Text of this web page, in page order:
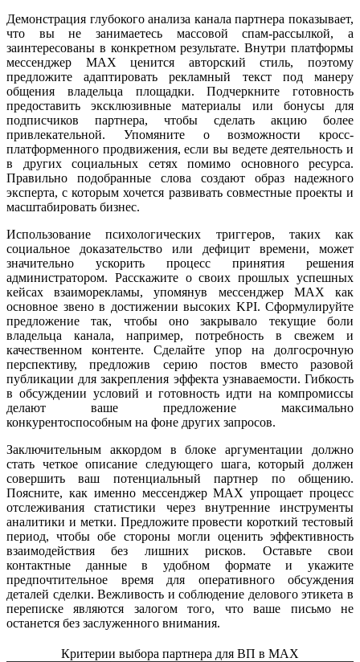
Демонстрация глубокого анализа канала партнера показывает,
что вы не занимаетесь массовой спам-рассылкой, а
заинтересованы в конкретном результате. Внутри платформы
мессенджер MAX ценится авторский стиль, поэтому
предложите адаптировать рекламный текст под манеру
общения владельца площадки. Подчеркните готовность
предоставить эксклюзивные материалы или бонусы для
подписчиков партнера, чтобы сделать акцию более
привлекательной. Упомяните о возможности кросс-
платформенного продвижения, если вы ведете деятельность и
в других социальных сетях помимо основного ресурса.
Правильно подобранные слова создают образ надежного
эксперта, с которым хочется развивать совместные проекты и
масштабировать бизнес.
Использование психологических триггеров, таких как
социальное доказательство или дефицит времени, может
значительно ускорить процесс принятия решения
администратором. Расскажите о своих прошлых успешных
кейсах взаиморекламы, упомянув мессенджер MAX как
основное звено в достижении высоких KPI. Сформулируйте
предложение так, чтобы оно закрывало текущие боли
владельца канала, например, потребность в свежем и
качественном контенте. Сделайте упор на долгосрочную
перспективу, предложив серию постов вместо разовой
публикации для закрепления эффекта узнаваемости. Гибкость
в обсуждении условий и готовность идти на компромиссы
делают ваше предложение максимально
конкурентоспособным на фоне других запросов.
Заключительным аккордом в блоке аргументации должно
стать четкое описание следующего шага, который должен
совершить ваш потенциальный партнер по общению.
Поясните, как именно мессенджер MAX упрощает процесс
отслеживания статистики через внутренние инструменты
аналитики и метки. Предложите провести короткий тестовый
период, чтобы обе стороны могли оценить эффективность
взаимодействия без лишних рисков. Оставьте свои
контактные данные в удобном формате и укажите
предпочтительное время для оперативного обсуждения
деталей сделки. Вежливость и соблюдение делового этикета в
переписке являются залогом того, что ваше письмо не
останется без заслуженного внимания.
Критерии выбора партнера для ВП в MAX